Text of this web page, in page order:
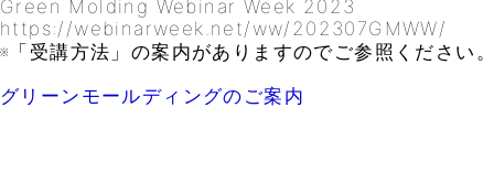
Green Molding Webinar Week 2023
https://webinarweek.net/ww/202307GMWW/
※「受講方法」の案内がありますのでご参照ください
グリーンモールディングのご案内